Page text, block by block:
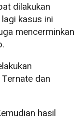
dilakukan
kasus ini
mencerminkan
dan
hasil